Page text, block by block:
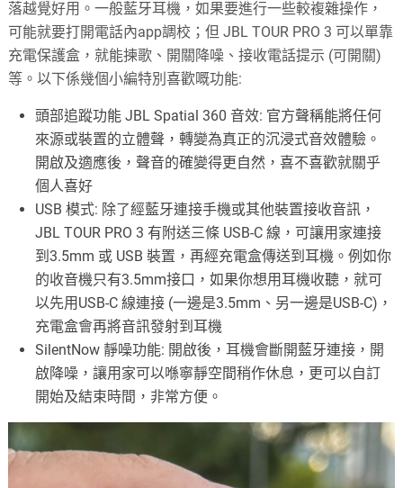
落越覺好用。一般藍牙耳機，如果要進行一些較複雜操作，
可能就要打開電話內app調校；但 JBL TOUR PRO 3 可以單靠
充電保護盒，就能揀歌、開關降噪、接收電話提示 (可開關)
等。以下係幾個小編特別喜歡嘅功能:
頭部追蹤功能 JBL Spatial 360 音效: 官方聲稱能將任何
來源或裝置的立體聲，轉變為真正的沉浸式音效體驗。
開啟及適應後，聲音的確變得更自然，喜不喜歡就關乎
個人喜好
USB 模式: 除了經藍牙連接手機或其他裝置接收音訊，
JBL TOUR PRO 3 有附送三條 USB-C 線，可讓用家連接
到3.5mm 或 USB 裝置，再經充電盒傳送到耳機。例如你
的收音機只有3.5mm接口，如果你想用耳機收聽，就可
以先用USB-C 線連接 (一邊是3.5mm、另一邊是USB-C)，
充電盒會再將音訊發射到耳機
SilentNow 靜噪功能: 開啟後，耳機會斷開藍牙連接，開
啟降噪，讓用家可以喺寧靜空間稍作休息，更可以自訂
開始及結束時間，非常方便。